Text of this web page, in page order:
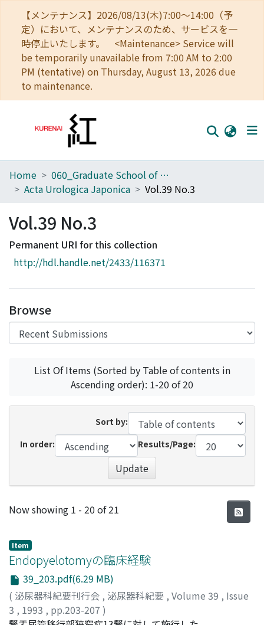
【メンテナンス】2026/08/13(木)7:00～14:00（予
定）において、メンテナンスのため、サービスを一
時停止いたします。 <Maintenance> Service will
be temporarily unavailable from 7:00 AM to 2:00
PM (tentative) on Thursday, August 13, 2026 due
to maintenance.
Home
Browse
Download Ranking
Access Statistics
Home
060_Graduate School of Medicine
Acta Urologica Japonica
Vol.39 No.3
Vol.39 No.3
Permanent URI for this collection
http://hdl.handle.net/2433/116371
Browse
List Of Items (Sorted by Table of contents in
Ascending order): 1-20 of 20
Sort by:
In order:
Results/Page:
Update
Recent Submissions
Now showing 1 - 20 of 21
Item
Endopyelotomyの臨床経験
39_203.pdf(6.29 MB)
( 泌尿器科紀要刊行会 , 泌尿器科紀要 , Volume 39 , Issue
3 , 1993 , pp.203-207 )